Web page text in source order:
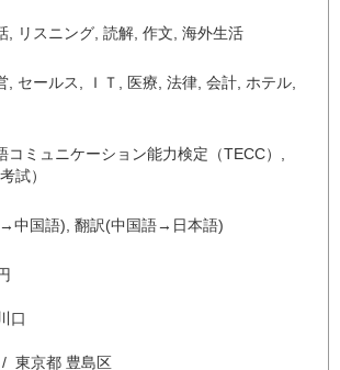
, リスニング, 読解, 作文, 海外生活
, セールス, ＩＴ , 医療, 法律, 会計, ホテル,
コミュニケーション能力検定（TECC） ,
試）
中国語), 翻訳(中国語→日本語)
口
東京都 豊島区